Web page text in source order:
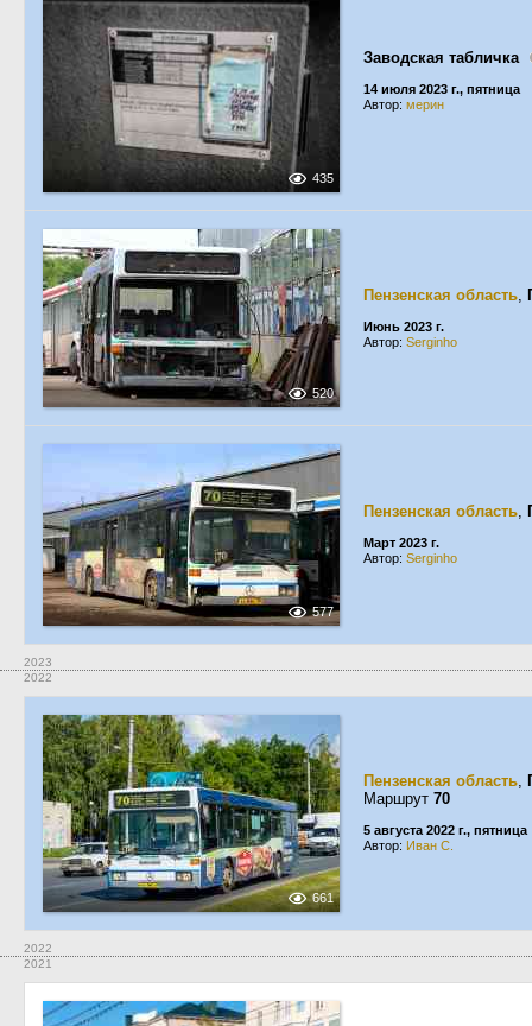
435
Заводская табличка
14 июля 2023 г., пятница
Автор: мерин
520
Пензенская область,
Июнь 2023 г.
Автор: Serginho
577
Пензенская область,
Март 2023 г.
Автор: Serginho
2023
2022
661
Пензенская область,
Маршрут 70
5 августа 2022 г., пятница
Автор: Иван С.
2022
2021